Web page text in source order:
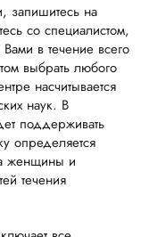
запишитесь на
со специалистом,
в течение всего
выбрать любого
насчитывается
наук. В
поддерживать
определяется
женщины и
течения